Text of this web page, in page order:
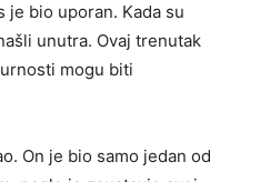
bio uporan. Kada su
unutra. Ovaj trenutak
mogu biti
On je bio samo jedan od